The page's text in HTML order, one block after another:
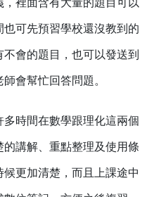
裡面含有大量的題目可以
可先預習學校還沒教到的
會的題目，也可以發送到
會幫忙回答問題。
時間在數學跟理化這兩個
講解、重點整理及使用條
更加清楚，而且上課途中